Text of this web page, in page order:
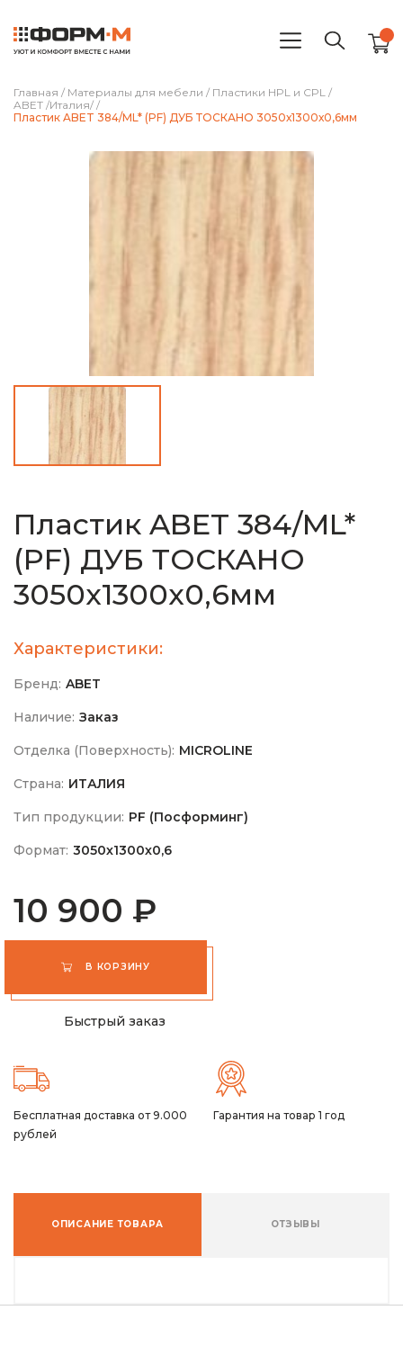
Главная / Материалы для мебели / Пластики HPL и CPL /
ABET /Италия/ /
Пластик ABET 384/ML* (PF) ДУБ ТОСКАНО 3050х1300х0,6мм
Пластик ABET 384/ML*
(PF) ДУБ ТОСКАНО
3050х1300х0,6мм
Характеристики:
Бренд: ABET
Наличие: Заказ
Отделка (Поверхность): MICROLINE
Страна: ИТАЛИЯ
Тип продукции: PF (Посформинг)
Формат: 3050х1300х0,6
10 900 ₽
В КОРЗИНУ
Быстрый заказ
Бесплатная доставка от 9.000
рублей
Гарантия на товар 1 год
ОПИСАНИЕ ТОВАРА ОТЗЫВЫ